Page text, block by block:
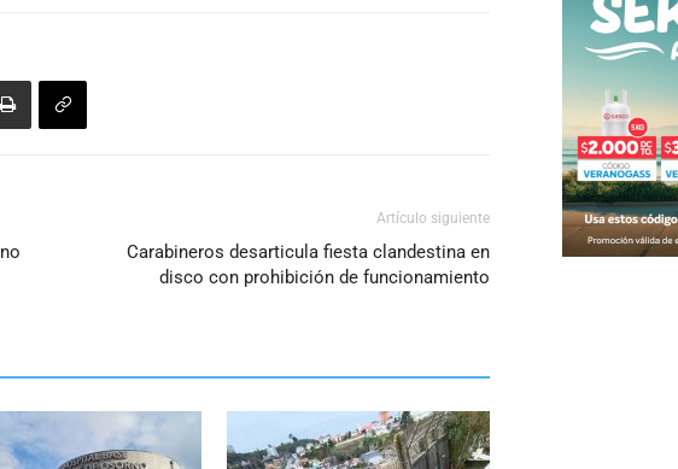
Artículo siguiente
Carabineros desarticula fiesta clandestina en
disco con prohibición de funcionamiento